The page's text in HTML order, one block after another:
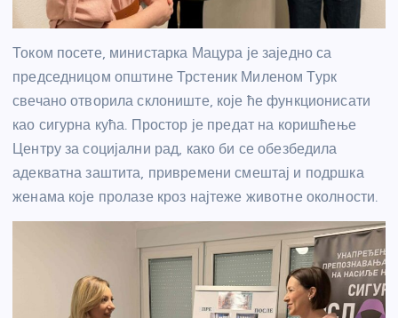
Током посете, министарка Мацура је заједно са
председницом општине Трстеник Миленом Турк
свечано отворила склониште, које ће функционисати
као сигурна кућа. Простор је предат на коришћење
Центру за социјални рад, како би се обезбедила
адекватна заштита, привремени смештај и подршка
женама које пролазе кроз најтеже животне околности.